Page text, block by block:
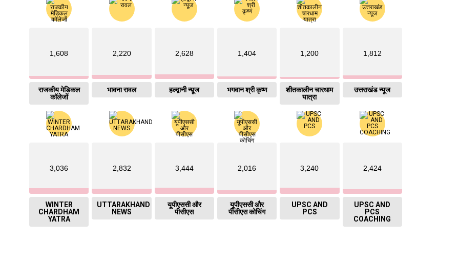
1,608
राजकीय मेडिकल
कॉलेजों
2,220
भावना रावल
2,628
हल्द्वानी न्य़ूज
1,404
भगवान श्री कृष्ण
1,200
शीतकालीन चारधाम
यात्रा
1,812
उत्तराखंड न्यूज
3,036
WINTER
CHARDHAM
YATRA
2,832
UTTARAKHAND
NEWS
3,444
यूपीएससी और
पीसीएस
2,016
यूपीएससी और
पीसीएस कोचिंग
3,240
UPSC AND
PCS
2,424
UPSC AND
PCS
COACHING